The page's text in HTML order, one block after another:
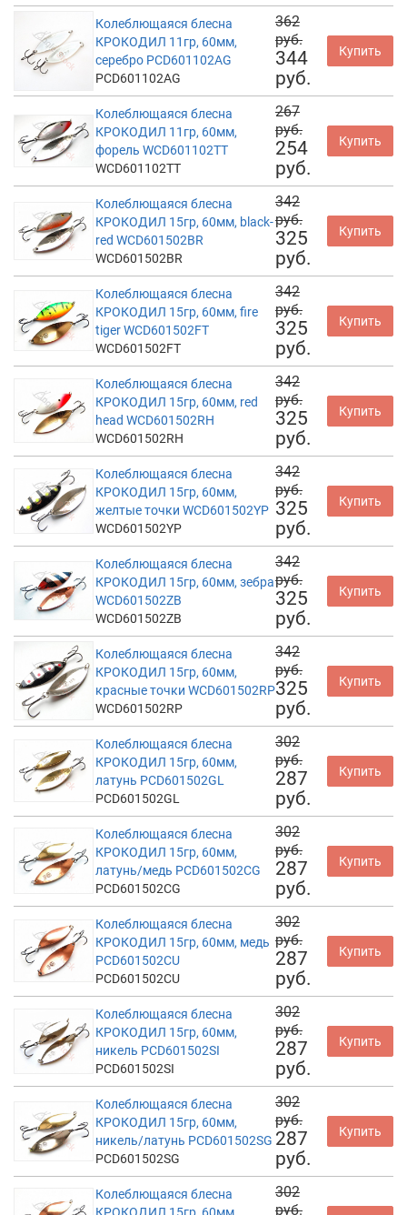
Колеблющаяся блесна
КРОКОДИЛ 11гр, 60мм,
серебро PCD601102AG
PCD601102AG
362
руб.
344
руб.
Купить
Колеблющаяся блесна
КРОКОДИЛ 11гр, 60мм,
форель WCD601102TT
WCD601102TT
267
руб.
254
руб.
Купить
Колеблющаяся блесна
КРОКОДИЛ 15гр, 60мм, black-
red WCD601502BR
WCD601502BR
342
руб.
325
руб.
Купить
Колеблющаяся блесна
КРОКОДИЛ 15гр, 60мм, fire
tiger WCD601502FT
WCD601502FT
342
руб.
325
руб.
Купить
Колеблющаяся блесна
КРОКОДИЛ 15гр, 60мм, red
head WCD601502RH
WCD601502RH
342
руб.
325
руб.
Купить
Колеблющаяся блесна
КРОКОДИЛ 15гр, 60мм,
желтые точки WCD601502YP
WCD601502YP
342
руб.
325
руб.
Купить
Колеблющаяся блесна
КРОКОДИЛ 15гр, 60мм, зебра
WCD601502ZB
WCD601502ZB
342
руб.
325
руб.
Купить
Колеблющаяся блесна
КРОКОДИЛ 15гр, 60мм,
красные точки WCD601502RP
WCD601502RP
342
руб.
325
руб.
Купить
Колеблющаяся блесна
КРОКОДИЛ 15гр, 60мм,
латунь PCD601502GL
PCD601502GL
302
руб.
287
руб.
Купить
Колеблющаяся блесна
КРОКОДИЛ 15гр, 60мм,
латунь/медь PCD601502CG
PCD601502CG
302
руб.
287
руб.
Купить
Колеблющаяся блесна
КРОКОДИЛ 15гр, 60мм, медь
PCD601502CU
PCD601502CU
302
руб.
287
руб.
Купить
Колеблющаяся блесна
КРОКОДИЛ 15гр, 60мм,
никель PCD601502SI
PCD601502SI
302
руб.
287
руб.
Купить
Колеблющаяся блесна
КРОКОДИЛ 15гр, 60мм,
никель/латунь PCD601502SG
PCD601502SG
302
руб.
287
руб.
Купить
Колеблющаяся блесна
КРОКОДИЛ 15гр, 60мм,
302
руб.